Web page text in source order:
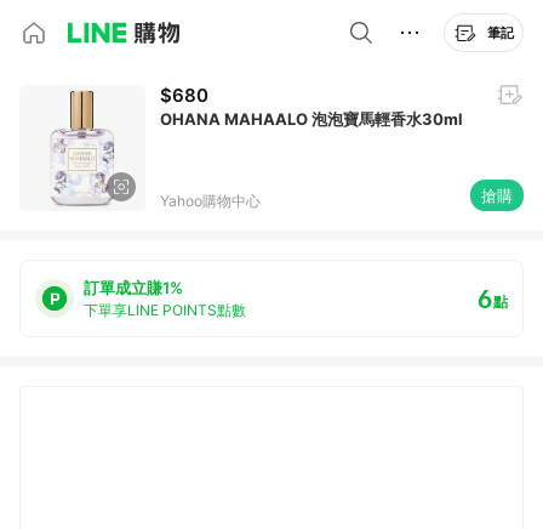
筆記
$680
OHANA MAHAALO 泡泡寶馬輕香水30ml
Yahoo購物中心 搶購
訂單成立賺1%
下單享LINE POINTS點數 6點